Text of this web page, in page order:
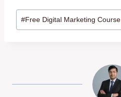
Post
Tags:
#Free Digital Marketing Course